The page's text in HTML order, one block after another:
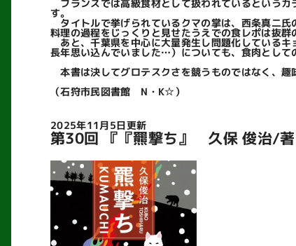
フランスでは高級食材として扱われているという
す。
タイトルで挙げられているクマの掌は、西条真二
料理の過程をじっくりと見せたうえでの食レポは抜群
あと、千葉県を中心に大量発生し問題化している
長年思い込んでいました…）についても、食肉として
本書は決してグロテスクさを競うものではなく、趣
（石狩市民図書館 N・K☆）
2025年11月5日更新
第30回 『『羆撃ち』 久保 俊治/